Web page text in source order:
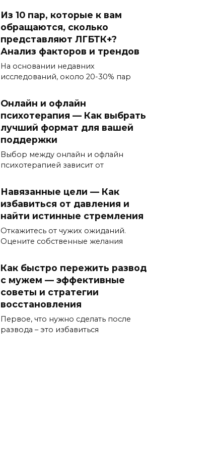
Из 10 пар, которые к вам
обращаются, сколько
представляют ЛГБТК+?
Анализ факторов и трендов
На основании недавних
исследований, около 20-30% пар
Онлайн и офлайн
психотерапия — Как выбрать
лучший формат для вашей
поддержки
Выбор между онлайн и офлайн
психотерапией зависит от
Навязанные цели — Как
избавиться от давления и
найти истинные стремления
Откажитесь от чужих ожиданий.
Оцените собственные желания
Как быстро пережить развод
с мужем — эффективные
советы и стратегии
восстановления
Первое, что нужно сделать после
развода – это избавиться